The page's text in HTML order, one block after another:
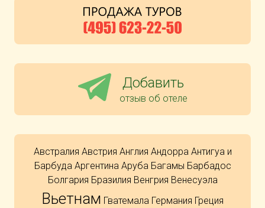
Добавить
отзыв об отеле
Австралия Австрия Англия Андорра Антигуа и
Барбуда Аргентина Аруба Багамы Барбадос
Болгария Бразилия Венгрия Венесуэла
Вьетнам Гватемала Германия Греция